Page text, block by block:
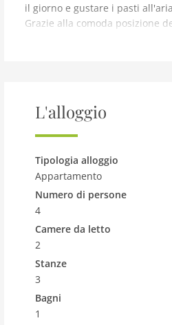
il giorno e gustare i pasti
Grazie alla comoda posizione
raggiungere il centro del
minuti o in auto (1 minuto).
struttura, a 10 minuti a piedi.
campo a 18 buche in stile
nord della Spagna per le sue
costa e sulle montagne delle
Passeggiate lungo le scogliere
L'alloggio
Tipologia alloggio
Appartamento
Numero di persone
4
Camere da letto
2
Stanze
3
Bagni
1